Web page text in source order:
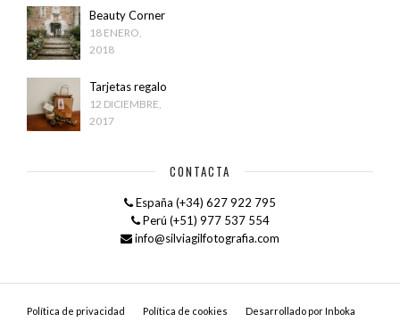
Beauty Corner
18 ENERO,
2018
Tarjetas regalo
12 DICIEMBRE,
2017
CONTACTA
España (+34) 627 922 795
Perú (+51) 977 537 554
info@silviagilfotografia.com
Política de privacidad Política de cookies Desarrollado por Inboka